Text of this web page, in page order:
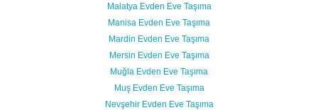
Malatya Evden Eve Taşıma
Manisa Evden Eve Taşıma
Mardin Evden Eve Taşıma
Mersin Evden Eve Taşıma
Muğla Evden Eve Taşıma
Muş Evden Eve Taşıma
Nevşehir Evden Eve Taşıma